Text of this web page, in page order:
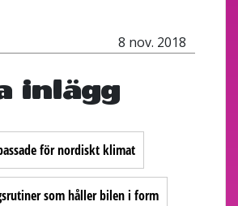
8 nov. 2018
inlägg
för nordiskt klimat
som håller bilen i form